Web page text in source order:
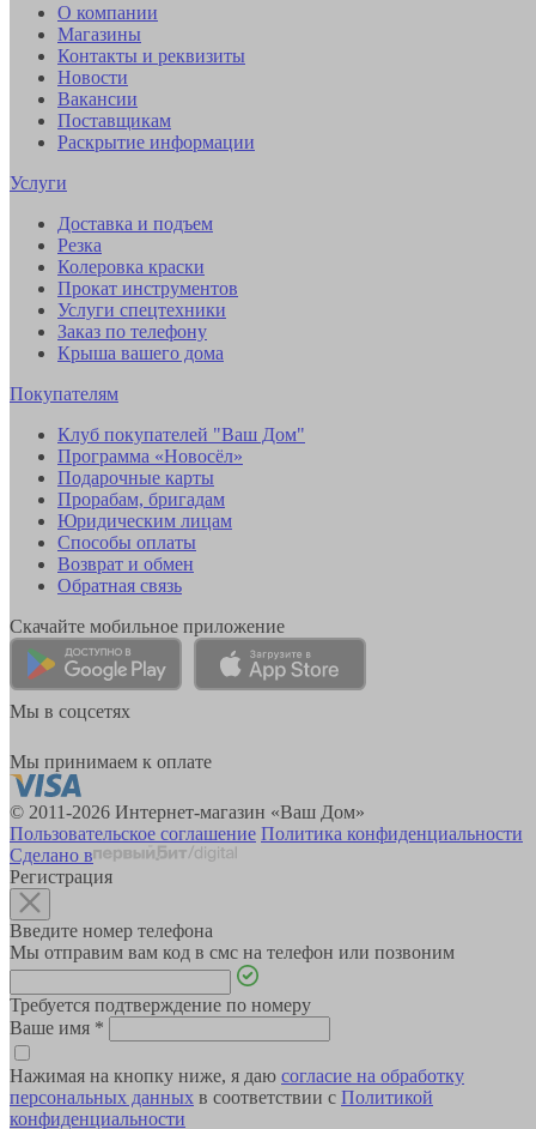
О компании
Магазины
Контакты и реквизиты
Новости
Вакансии
Поставщикам
Раскрытие информации
Услуги
Доставка и подъем
Резка
Колеровка краски
Прокат инструментов
Услуги спецтехники
Заказ по телефону
Крыша вашего дома
Покупателям
Клуб покупателей "Ваш Дом"
Программа «Новосёл»
Подарочные карты
Прорабам, бригадам
Юридическим лицам
Способы оплаты
Возврат и обмен
Обратная связь
Скачайте мобильное приложение
Мы в соцсетях
Мы принимаем к оплате
© 2011-2026 Интернет-магазин «Ваш Дом»
Пользовательское соглашение Политика конфиденциальности
Сделано в
Регистрация
Введите номер телефона
Мы отправим вам код в смс на телефон или позвоним
Требуется подтверждение по номеру
Ваше имя *
Нажимая на кнопку ниже, я даю согласие на обработку
персональных данных в соответствии с Политикой
конфиденциальности